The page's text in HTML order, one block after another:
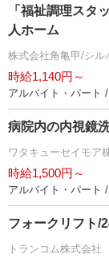
「福祉調理スタ
人ホーム
株式会社角亀甲/シル
時給1,140円～
アルバイト・パート
病院内の内視鏡
ワタキューセイモア
時給1,500円～
アルバイト・パート
フォークリフト/
トランコム株式会社